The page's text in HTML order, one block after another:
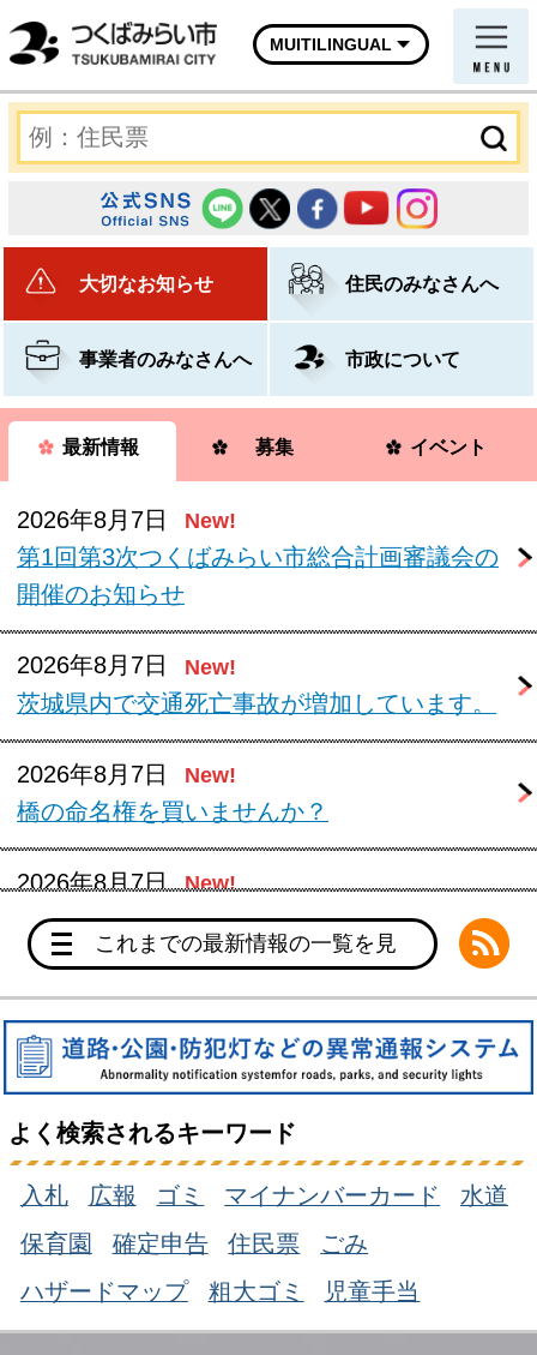
MUITILINGUAL
大切なお知らせ 住民のみなさんへ
事業者のみなさんへ 市政について
最新情報 募集 イベント
2026年8月7日 New!
第1回第3次つくばみらい市総合計画審議会の
開催のお知らせ
2026年8月7日 New!
茨城県内で交通死亡事故が増加しています。
2026年8月7日 New!
橋の命名権を買いませんか？
2026年8月7日 New!
条件付一般競争入札・指名競争入札のお知ら
せ(令和8年8月27日執行)
2026年8月7日 New!
自動販売機設置に関する一般競争入札のお知
らせ
2026年8月6日
【ミュージカルコンサート】市民とプロで創
る夢のステージのご案内
これまでの最新情報の一覧を見
よく検索されるキーワード
入札 広報 ゴミ マイナンバーカード
水道
保育園
確定申告 住民票
ごみ
ハザードマップ
粗大ゴミ 児童手当